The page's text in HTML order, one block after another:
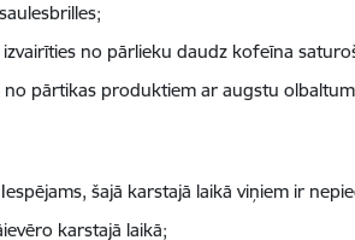
no pārlieku daudz kofeīna
pārtikas produktiem ar augstu
šajā karstajā laikā viņiem ir
karstajā laikā;